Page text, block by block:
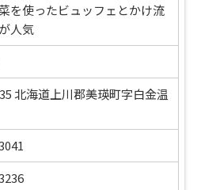
を使ったビュッフェとかけ流
人気
北海道上川郡美瑛町字白金温